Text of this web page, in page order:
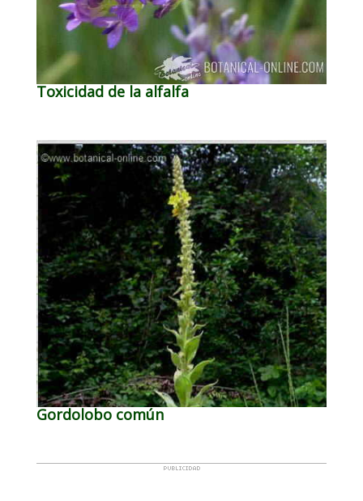
Toxicidad de la alfalfa
Gordolobo común